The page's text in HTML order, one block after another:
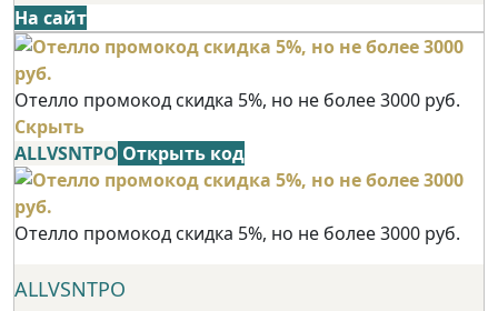
На сайт
Отелло промокод скидка 5%, но не более 3000 руб.
Скрыть
ALLVSNTPO Открыть код
Отелло промокод скидка 5%, но не более 3000 руб.
ALLVSNTPO